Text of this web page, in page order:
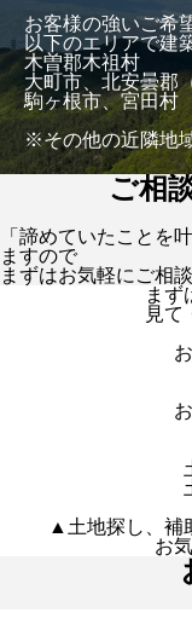
お客様の強いご希
以下のエリアで建
木曽郡木祖村
大町市、北安曇郡
駒ヶ根市、宮田村
※その他の近隣地
ご相
「諦めていたことを
ますので
まずはお気軽にご相
まず
見て
▲土地探し、補
お